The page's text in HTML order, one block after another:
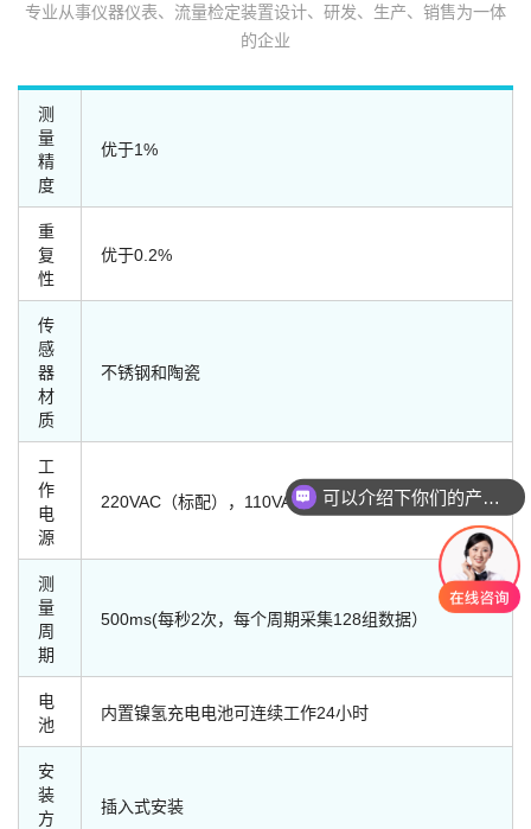
专业从事仪器仪表、流量检定装置设计、研发、生产、销售为一体
的企业
测
量
精
度
优于1%
重
复
性
优于0.2%
传
感
器
材
质
不锈钢和陶瓷
工
作
电
源
220VAC（标配），110VAC（可选）
测
量
周
期
500ms(每秒2次，每个周期采集128组数据）
电
池
内置镍氢充电电池可连续工作24小时
安
装
方
插入式安装